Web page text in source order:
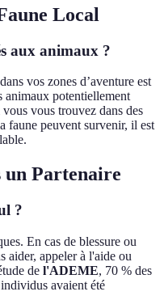
Local
aux animaux ?
vos zones d’aventure est
animaux potentiellement
vous trouvez dans des
faune peuvent survenir, il est
un Partenaire
?
En cas de blessure ou
aider, appeler à l'aide ou
de l'ADEME, 70 % des
avaient été